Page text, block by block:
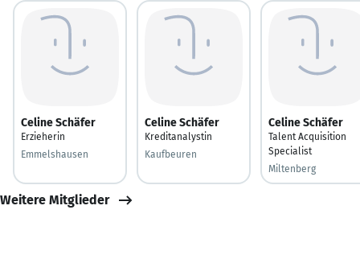
Celine Schäfer
Erzieherin
Emmelshausen
Celine Schäfer
Kreditanalystin
Kaufbeuren
Celine Schäfer
Talent Acquisition
Specialist
Miltenberg
Weitere Mitglieder